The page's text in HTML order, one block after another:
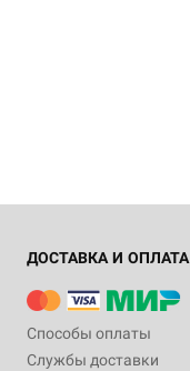
ДОСТАВКА И ОПЛАТА
Способы оплаты
Службы доставки